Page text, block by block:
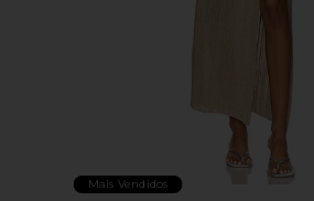
Mais Vendidos